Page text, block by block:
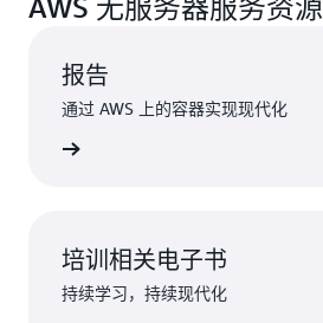
AWS 无服务器服务资源
报告
通过 AWS 上的容器实现现代化
培训相关电子书
持续学习，持续现代化